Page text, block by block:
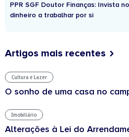
PPR SGF Doutor Finanças: Invista
dinheiro a trabalhar por si
Artigos mais recentes
Cultura e Lazer
O sonho de uma casa no
Imobiliário
Alterações à Lei do